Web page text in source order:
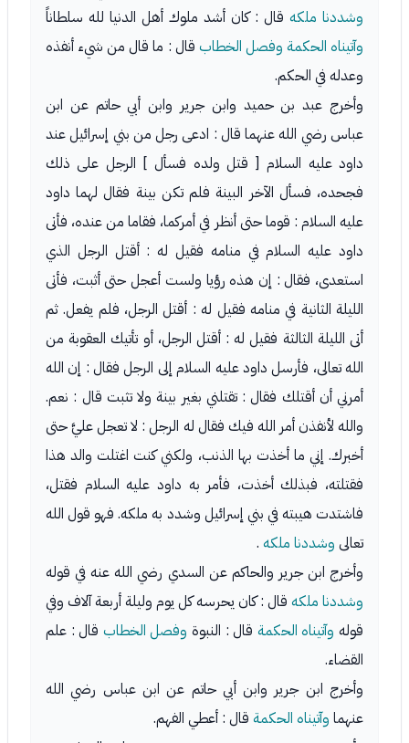
وشددنا ملكه قال : كان أشد ملوك أهل الدنيا لله سلطاناً
وآتيناه الحكمة وفصل الخطاب قال : ما قال من شيء أنفذه
وعدله في الحكم.
وأخرج عبد بن حميد وابن جرير وابن أبي حاتم عن ابن
عباس رضي الله عنهما قال : ادعى رجل من بني إسرائيل عند
داود عليه السلام [ قتل ولده فسأل ] الرجل على ذلك
فجحده، فسأل الآخر البينة فلم تكن بينة فقال لهما داود
عليه السلام : قوما حتى أنظر في أمركما، فقاما من عنده، فأتى
داود عليه السلام في منامه فقيل له : أقتل الرجل الذي
استعدى، فقال : إن هذه رؤيا ولست أعجل حتى أثبت، فأتى
الليلة الثانية في منامه فقيل له : أقتل الرجل، فلم يفعل. ثم
أتى الليلة الثالثة فقيل له : أقتل الرجل، أو تأتيك العقوبة من
الله تعالى، فأرسل داود عليه السلام إلى الرجل فقال : إن الله
أمرني أن أقتلك فقال : تقتلني بغير بينة ولا تثبت قال : نعم.
والله لأنفذن أمر الله فيك فقال له الرجل : لا تعجل عليَّ حتى
أخبرك. إني ما أخذت بها الذنب، ولكني كنت اغتلت والد هذا
فقتلته، فبذلك أخذت، فأمر به داود عليه السلام فقتل،
فاشتدت هيبته في بني إسرائيل وشدد به ملكه. فهو قول الله
تعالى وشددنا ملكه .
وأخرج ابن جرير والحاكم عن السدي رضي الله عنه في قوله
وشددنا ملكه قال : كان يحرسه كل يوم وليلة أربعة آلاف وفي
قوله وآتيناه الحكمة قال : النبوة وفصل الخطاب قال : علم
القضاء.
وأخرج ابن جرير وابن أبي حاتم عن ابن عباس رضي الله
عنهما وآتيناه الحكمة قال : أعطي الفهم.